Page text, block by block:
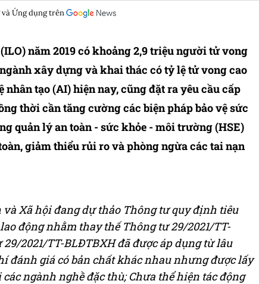
Ứng dụng trên
năm 2019 có khoảng 2,9 triệu người tử vong
xây dựng và khai thác có tỷ lệ tử vong cao
tạo (AI) hiện nay, cũng đặt ra yêu cầu cấp
thời cần tăng cường các biện pháp bảo vệ sức
quản lý an toàn - sức khỏe - môi trường (HSE)
giảm thiểu rủi ro và phòng ngừa các tai nạn
Xã hội đang dự thảo Thông tư quy định tiêu
động nhằm thay thế Thông tư 29/2021/TT-
2021/TT-BLĐTBXH đã được áp dụng từ lâu
đánh giá có bản chất khác nhau nhưng được lấy
ngành nghề đặc thù; Chưa thể hiện tác động